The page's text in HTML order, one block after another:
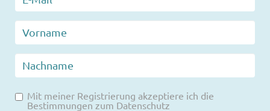
Mit meiner Registrierung akzeptiere ich die
Bestimmungen zum Datenschutz